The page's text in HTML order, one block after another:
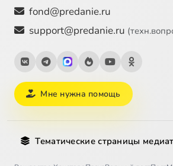
fond@predanie.ru
support@predanie.ru
Мне нужна помощь
Тематические страницы